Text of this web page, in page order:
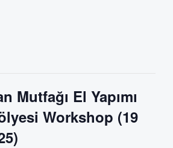
Mutfağı El Yapımı
Workshop (19